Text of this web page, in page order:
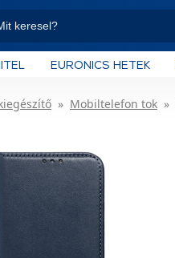
EURONICS HETEK
Mobiltelefon tok